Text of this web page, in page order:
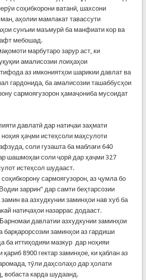
соҳибкорони ватанӣ, шахсони
аҳолии мамлакат тавассути
сунъии маъмурӣ ба манфиати кор ва
мебошад.
марбутаро зарур аст, ки
амалисозии лоиҳаҳои
аз имкониятҳои шарикии давлат ва
гардонида, ба амалисозии ташаббусҳои
сармоягузорон ҳамаҷониба мусоидат
давлатӣ дар натиҷаи заҳмати
ҳаҷми истеҳсоли маҳсулоти
соли гузашта ба маблағи 640
шашмоҳаи соли ҷорӣ дар ҳаҷми 327
истеҳсол шудааст.
сармоягузорон, аз ҷумла бо
заррин” дар самти беҳтарсозии
ва азхудкунии заминҳои нав хуб ба
натиҷаҳои назаррас додааст.
давлатии азхудкунии заминҳои
барқарорсозии заминҳои аз гардиши
ба иттиҳодияи мазкур дар ноҳияи
қариб 8900 гектар заминҳое, ки қаблан аз
тӯли даҳсолаҳо дар ҳолати
вобаста карда шудаанд.